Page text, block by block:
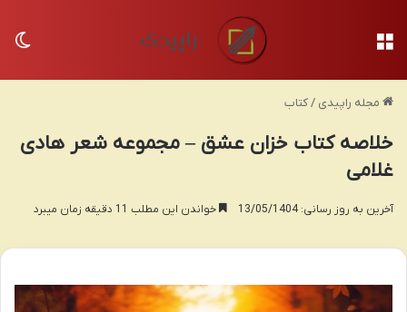
مجله راپیدی /کتاب
خلاصه کتاب خزان عشق – مجموعه شعر هادی
غلامی
آخرین به روز رسانی: 13/05/1404 خواندن این مطلب 11 دقیقه زمان میبرد